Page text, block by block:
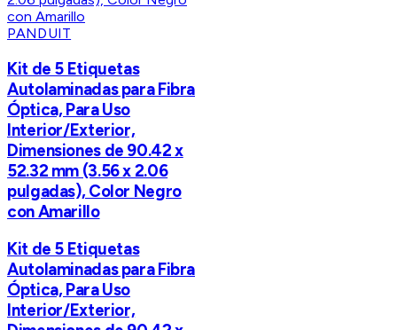
PANDUIT
Kit de 5 Etiquetas
Autolaminadas para Fibra
Óptica, Para Uso
Interior/Exterior,
Dimensiones de 90.42 x
52.32 mm (3.56 x 2.06
pulgadas), Color Negro
con Amarillo
Kit de 5 Etiquetas
Autolaminadas para Fibra
Óptica, Para Uso
Interior/Exterior,